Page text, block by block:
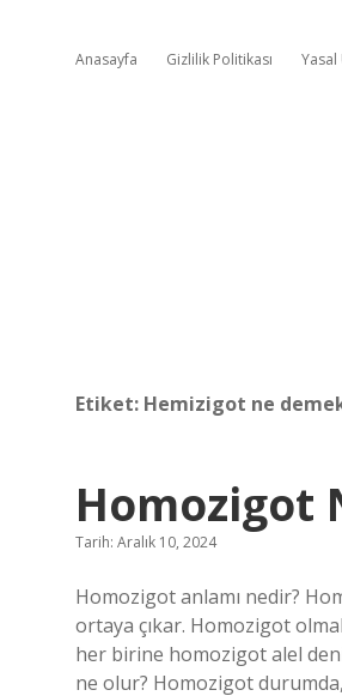
Anasayfa Gizlilik Politikası Yasal
Etiket: Hemizigot ne
Homozigot
Tarih: Aralık 10, 2024
Homozigot anlamı nedir?
ortaya çıkar. Homozigot
her birine homozigot alel
ne olur? Homozigot